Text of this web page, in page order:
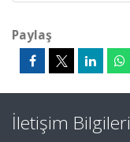
Paylaş
İletişim Bilgileri